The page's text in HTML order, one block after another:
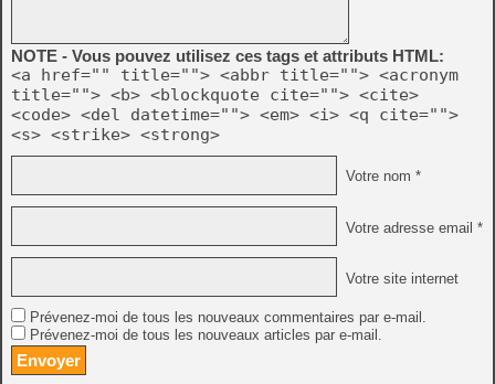
NOTE - Vous pouvez utilisez ces tags et attributs HTML:
<a href="" title=""> <abbr title=""> <acronym
title=""> <b> <blockquote cite=""> <cite>
<code> <del datetime=""> <em> <i> <q cite="">
<s> <strike> <strong>
Votre nom *
Votre adresse email *
Votre site internet
Prévenez-moi de tous les nouveaux commentaires par e-mail.
Prévenez-moi de tous les nouveaux articles par e-mail.